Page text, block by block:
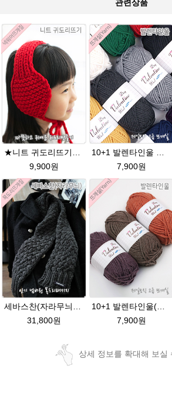
관련상품
9,900원
7,900원
세바스찬(자라무늬)★발렌타인울 털실 목도리뜨기 뜨개질
31,800원
7,900원
상세 정보를 확대해 보실